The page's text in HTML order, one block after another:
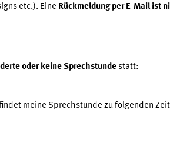
etc.). Eine Rückmeldung per E-Mail ist
oder keine Sprechstundestatt:
meine Sprechstunde zu folgenden